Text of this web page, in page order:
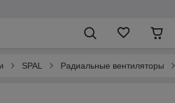
SPAL Радиальные вентиляторы